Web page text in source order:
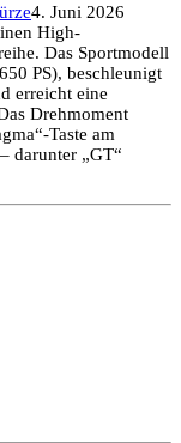
4. Juni 2026
High-
Das Sportmodell
PS), beschleunigt
erreicht eine
Drehmoment
Taste am
darunter „GT“